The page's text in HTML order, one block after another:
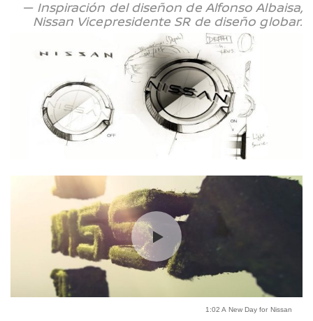
— Inspiración del diseñon de Alfonso Albaisa,
Nissan Vicepresidente SR de diseño globar.
1:02 A New Day for Nissan